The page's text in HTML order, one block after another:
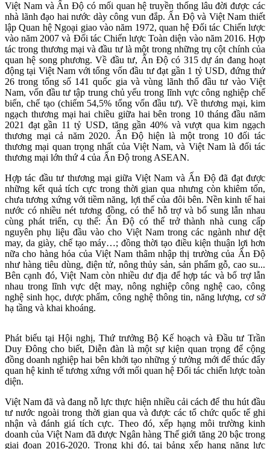
Việt Nam và Ấn Độ có mối quan hệ truyền thống lâu đời được các
nhà lãnh đạo hai nước dày công vun đắp. Ấn Độ và Việt Nam thiết
lập Quan hệ Ngoại giao vào năm 1972, quan hệ Đối tác Chiến lược
vào năm 2007 và Đối tác Chiến lược Toàn diện vào năm 2016. Hợp
tác trong thương mại và đầu tư là một trong những trụ cột chính của
quan hệ song phương. Về đầu tư, Ấn Độ có 315 dự án đang hoạt
động tại Việt Nam với tổng vốn đầu tư đạt gần 1 tỷ USD, đứng thứ
26 trong tổng số 141 quốc gia và vùng lãnh thổ đầu tư vào Việt
Nam, vốn đầu tư tập trung chủ yếu trong lĩnh vực công nghiệp chế
biến, chế tạo (chiếm 54,5% tổng vốn đầu tư). Về thương mại, kim
ngạch thương mại hai chiều giữa hai bên trong 10 tháng đầu năm
2021 đạt gần 11 tỷ USD, tăng gần 40% và vượt qua kim ngạch
thương mại cả năm 2020. Ấn Độ hiện là một trong 10 đối tác
thương mại quan trọng nhất của Việt Nam, và Việt Nam là đối tác
thương mại lớn thứ 4 của Ấn Độ trong ASEAN.
Hợp tác đầu tư thương mại giữa Việt Nam và Ấn Độ đã đạt được
những kết quả tích cực trong thời gian qua nhưng còn khiêm tốn,
chưa tương xứng với tiềm năng, lợi thế của đôi bên. Nền kinh tế hai
nước có nhiều nét tương đồng, có thể hỗ trợ và bổ sung lẫn nhau
cùng phát triển, cụ thể: Ấn Độ có thể trở thành nhà cung cấp
nguyên phụ liệu đầu vào cho Việt Nam trong các ngành như dệt
may, da giày, chế tạo máy…; đồng thời tạo điều kiện thuận lợi hơn
nữa cho hàng hóa của Việt Nam thâm nhập thị trường của Ấn Độ
như hàng tiêu dùng, điện tử, nông thủy sản, sản phẩm gỗ, cao su...
Bên cạnh đó, Việt Nam còn nhiều dư địa để hợp tác và bổ trợ lẫn
nhau trong lĩnh vực dệt may, nông nghiệp công nghệ cao, công
nghệ sinh học, dược phẩm, công nghệ thông tin, năng lượng, cơ sở
hạ tầng và khai khoáng.
Phát biểu tại Hội nghị, Thứ trưởng Bộ Kế hoạch và Đầu tư Trần
Duy Đông cho biết, Diễn đàn là một sự kiện quan trọng để cộng
đồng doanh nghiệp hai bên khởi tạo những ý tưởng mới để thúc đẩy
quan hệ kinh tế tương xứng với mối quan hệ Đối tác chiến lược toàn
diện.
Việt Nam đã và đang nỗ lực thực hiện nhiều cải cách để thu hút đầu
tư nước ngoài trong thời gian qua và được các tổ chức quốc tế ghi
nhận và đánh giá tích cực. Theo đó, xếp hạng môi trường kinh
doanh của Việt Nam đã được Ngân hàng Thế giới tăng 20 bậc trong
giai đoạn 2016-2020. Trong khi đó, tại bảng xếp hạng năng lực